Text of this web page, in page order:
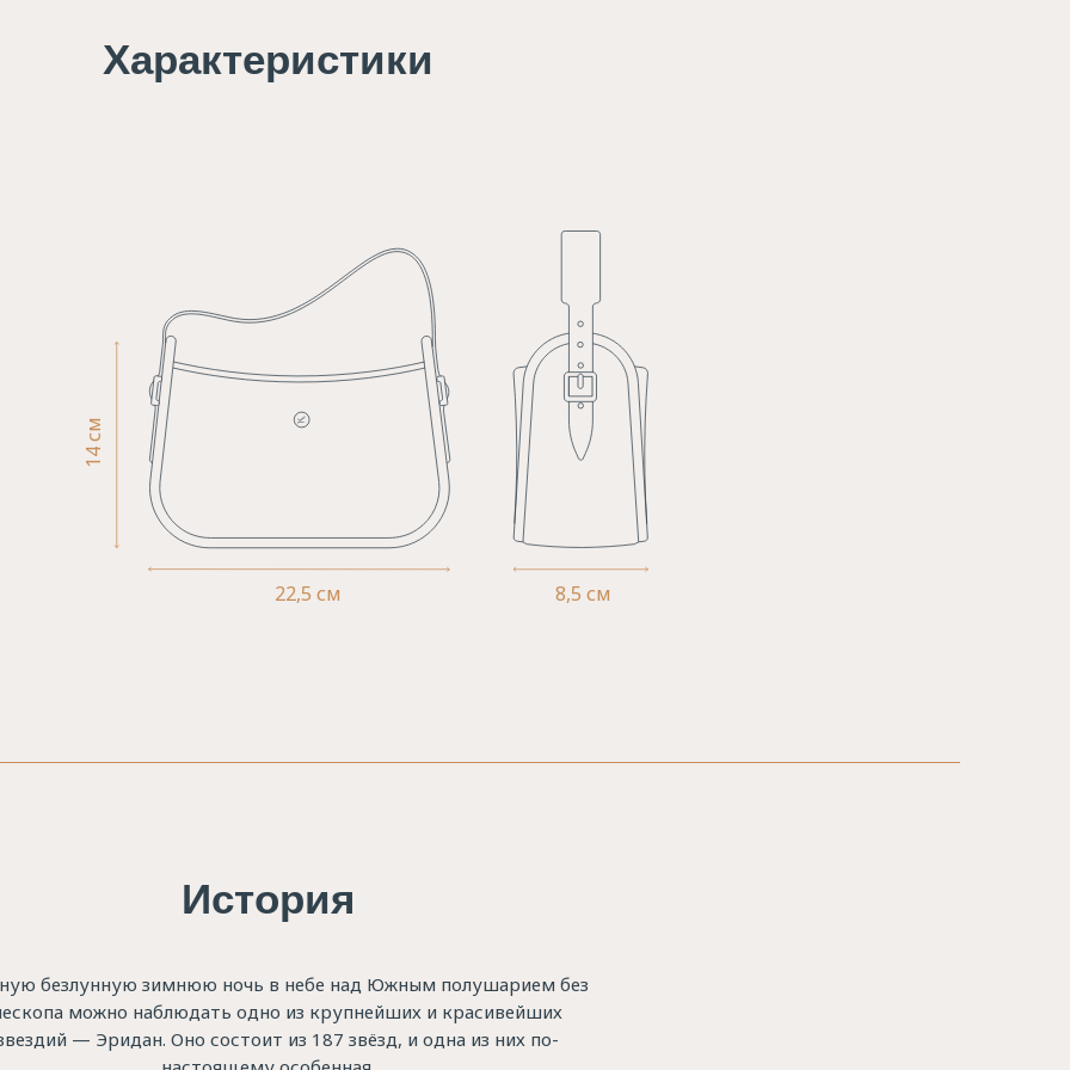
Характеристики
22,5 см 8,5 см
14 см
История
безлунную зимнюю ночь в небе над Южным полушарием без
можно наблюдать одно из крупнейших и красивейших
— Эридан. Оно состоит из 187 звёзд, и одна из них по-